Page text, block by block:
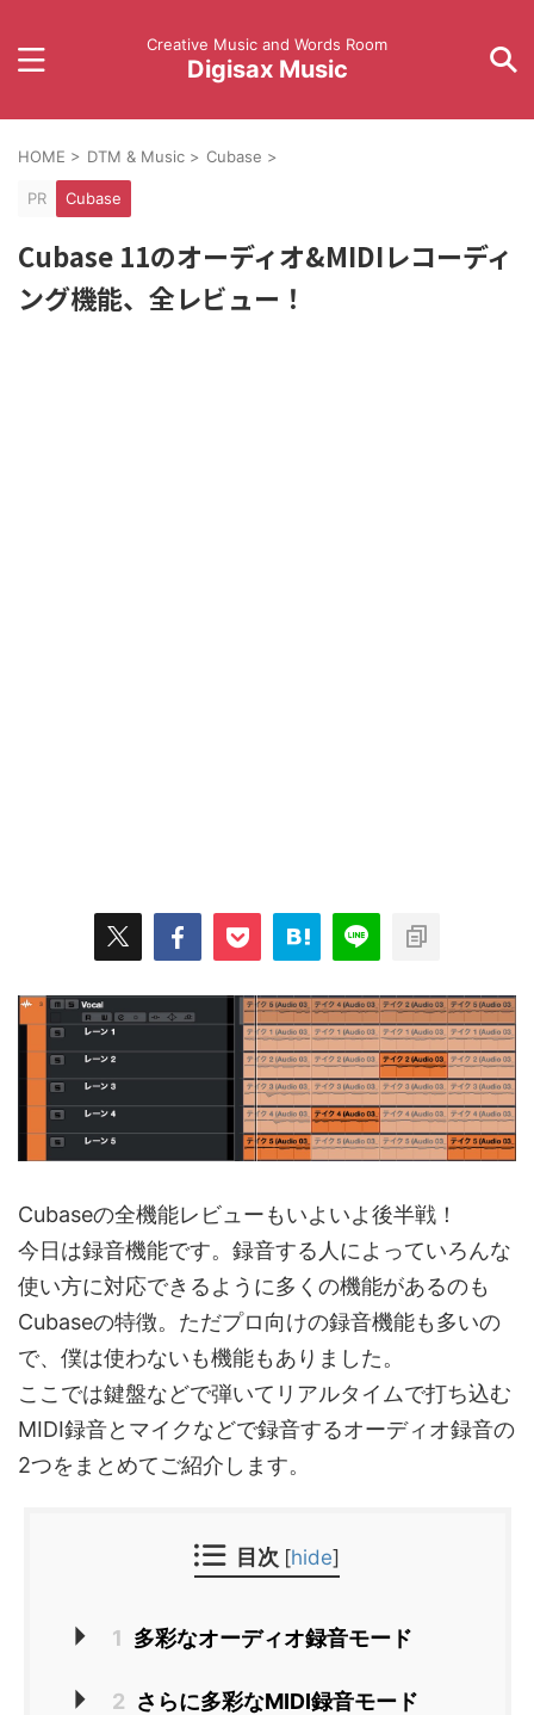
Creative Music and Words Room
Digisax Music
HOME > DTM & Music > Cubase >
PR Cubase
Cubase 11のオーディオ&MIDIレコーディ
ング機能、全レビュー！
Cubaseの全機能レビューもいよいよ後半戦！
今日は録音機能です。録音する人によっていろんな
使い方に対応できるように多くの機能があるのも
Cubaseの特徴。ただプロ向けの録音機能も多いの
で、僕は使わないも機能もありました。
ここでは鍵盤などで弾いてリアルタイムで打ち込む
MIDI録音とマイクなどで録音するオーディオ録音の
2つをまとめてご紹介します。
目次 [hide]
1 多彩なオーディオ録音モード
2 さらに多彩なMIDI録音モード